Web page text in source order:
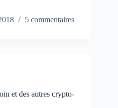
5 commentaires
et des autres crypto-